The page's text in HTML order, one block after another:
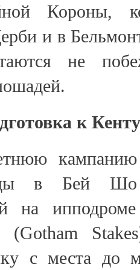
Короны,
и в
не
к
кампанию
в Бей Шо
на
(Gotham
с места до